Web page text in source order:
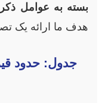
بسته به عوامل ذکر
هدف ما ارائه یک
جدول: حدود